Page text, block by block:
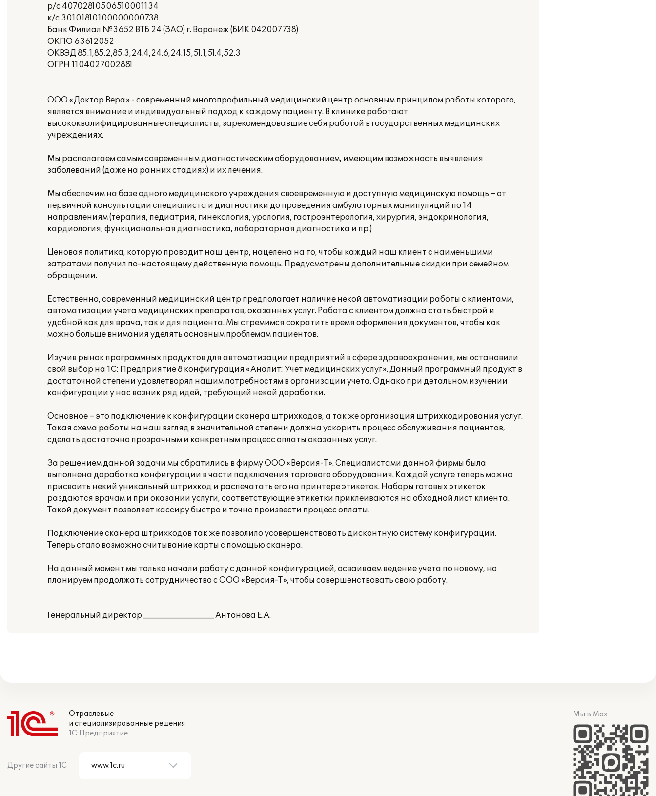
р/с 40702810506510001134
к/с 30101810100000000738
Банк Филиал №3652 ВТБ 24 (ЗАО) г. Воронеж (БИК 042007738)
ОКПО 63612052
ОКВЭД 85.1,85.2,85.3,24.4,24.6,24.15,51.1,51.4,52.3
ОГРН 1104027002881
ООО «Доктор Вера» - современный многопрофильный медицинский центр основным принципом работы которого,
является внимание и индивидуальный подход к каждому пациенту. В клинике работают
высококвалифицированные специалисты, зарекомендовавшие себя работой в государственных медицинских
учреждениях.
Мы располагаем самым современным диагностическим оборудованием, имеющим возможность выявления
заболеваний (даже на ранних стадиях) и их лечения.
Мы обеспечим на базе одного медицинского учреждения своевременную и доступную медицинскую помощь – от
первичной консультации специалиста и диагностики до проведения амбулаторных манипуляций по 14
направлениям (терапия, педиатрия, гинекология, урология, гастроэнтерология, хирургия, эндокринология,
кардиология, функциональная диагностика, лабораторная диагностика и пр.)
Ценовая политика, которую проводит наш центр, нацелена на то, чтобы каждый наш клиент с наименьшими
затратами получил по-настоящему действенную помощь. Предусмотрены дополнительные скидки при семейном
обращении.
Естественно, современный медицинский центр предполагает наличие некой автоматизации работы с клиентами,
автоматизации учета медицинских препаратов, оказанных услуг. Работа с клиентом должна стать быстрой и
удобной как для врача, так и для пациента. Мы стремимся сократить время оформления документов, чтобы как
можно больше внимания уделять основным проблемам пациентов.
Изучив рынок программных продуктов для автоматизации предприятий в сфере здравоохранения, мы остановили
свой выбор на 1С: Предприятие 8 конфигурация «Аналит: Учет медицинских услуг». Данный программный продукт в
достаточной степени удовлетворял нашим потребностям в организации учета. Однако при детальном изучении
конфигурации у нас возник ряд идей, требующий некой доработки.
Основное – это подключение к конфигурации сканера штрихкодов, а так же организация штрихкодирования услуг.
Такая схема работы на наш взгляд в значительной степени должна ускорить процесс обслуживания пациентов,
сделать достаточно прозрачным и конкретным процесс оплаты оказанных услуг.
За решением данной задачи мы обратились в фирму ООО «Версия-Т». Специалистами данной фирмы была
выполнена доработка конфигурации в части подключения торгового оборудования. Каждой услуге теперь можно
присвоить некий уникальный штрихкод и распечатать его на принтере этикеток. Наборы готовых этикеток
раздаются врачам и при оказании услуги, соответствующие этикетки приклеиваются на обходной лист клиента.
Такой документ позволяет кассиру быстро и точно произвести процесс оплаты.
Подключение сканера штрихкодов так же позволило усовершенствовать дисконтную систему конфигурации.
Теперь стало возможно считывание карты с помощью сканера.
На данный момент мы только начали работу с данной конфигурацией, осваиваем ведение учета по новому, но
планируем продолжать сотрудничество с ООО «Версия-Т», чтобы совершенствовать свою работу.
Генеральный директор __________________ Антонова Е.А.
Отраслевые
и специализированные решения
1С:Предприятие
Другие сайты 1С
Мы в Max